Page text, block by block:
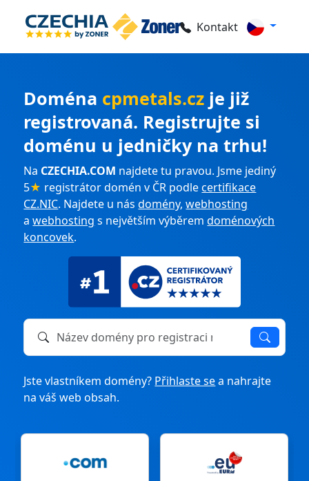
Kontakt
Doména cpmetals.cz je již
registrovaná. Registrujte si
doménu u jedničky na trhu!
Na CZECHIA.COM najdete tu pravou. Jsme jediný
5★ registrátor domén v ČR podlecertifikace
CZ.NIC. Najdete u násdomény,webhosting
awebhosting s největším výběremdoménových
koncovek.
Název domény k registraci nebo převodu
Jste vlastníkem domény? Přihlaste sea nahrajte
na váš web obsah.